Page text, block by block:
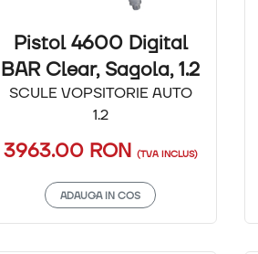
Pistol 4600 Digital
BAR Clear, Sagola, 1.2
SCULE VOPSITORIE AUTO
1.2
3963.00 RON (TVA INCLUS)
ADAUGA IN COS